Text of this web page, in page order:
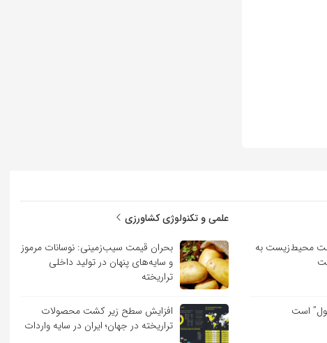
محیط‌زیست به
است
علمی و تکنولوژی کشاورزی
بحران قیمت سیب‌زمینی: نوسانات مرموز
و سایه‌های پنهان در تولید داخلی
تراریخته
افزایش سطح زیر کشت محصولات
تراریخته در جهان؛ ایران در سایه واردات